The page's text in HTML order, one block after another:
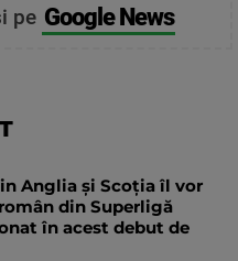
pe Google News
Anglia și Scoția îl vor
din Superligă
în acest debut de